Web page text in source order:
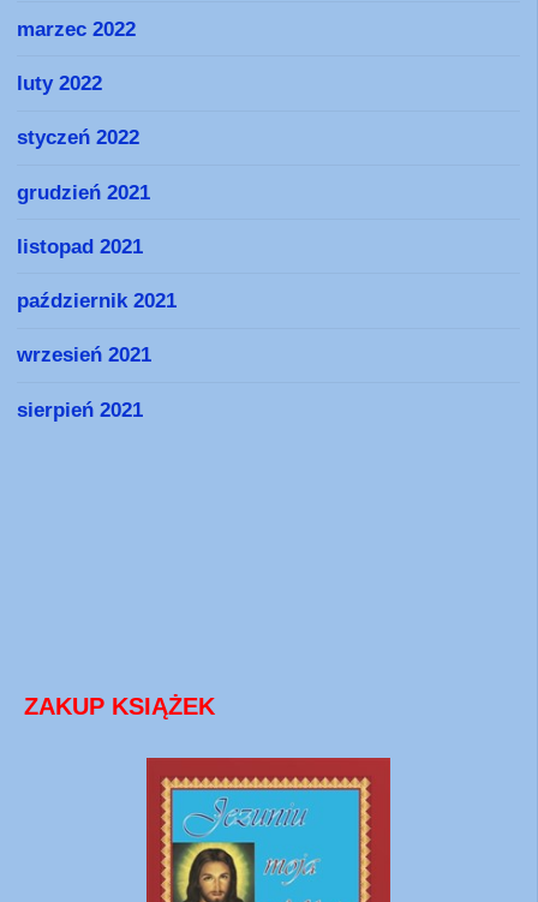
marzec 2022
luty 2022
styczeń 2022
grudzień 2021
listopad 2021
październik 2021
wrzesień 2021
sierpień 2021
ZAKUP KSIĄŻEK